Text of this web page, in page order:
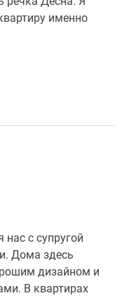
именно
с супругой
Дома здесь
дизайном и
В квартирах